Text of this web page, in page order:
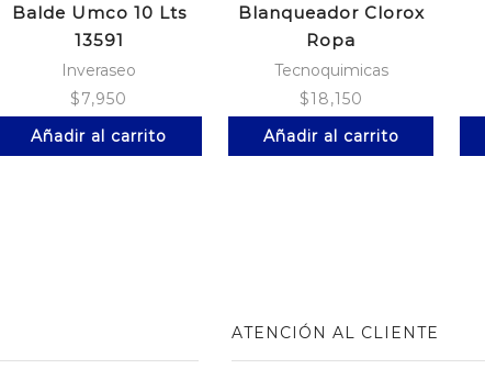
Balde Umco 10 Lts
13591
Inveraseo
$7,950
Añadir al carrito
Blanqueador Clorox
Ropa
Color*1800Ml+930
Tecnoquimicas
$18,150
Añadir al carrito
ATENCIÓN AL CLIENTE